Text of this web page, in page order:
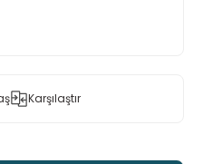
Karşılaştır